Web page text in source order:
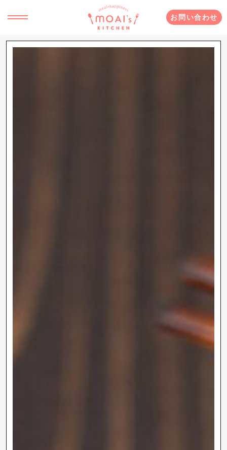
お問い合わせ